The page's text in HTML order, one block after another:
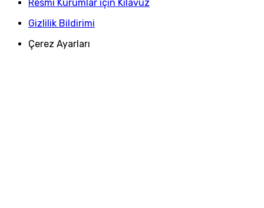
Resmi Kurumlar için Kılavuz
Gizlilik Bildirimi
Çerez Ayarları